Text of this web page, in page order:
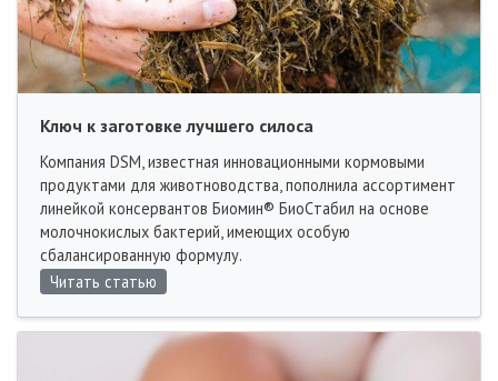
Ключ к заготовке лучшего силоса
Компания DSM, известная инновационными кормовыми
продуктами для животноводства, пополнила ассортимент
линейкой консервантов Биомин® БиоCтабил на основе
молочнокислых бактерий, имеющих особую
сбалансированную формулу.
Читать статью